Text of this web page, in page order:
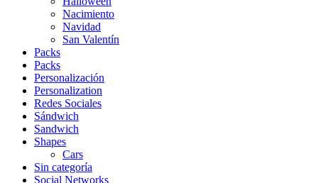
Nacimiento
Navidad
San Valentín
Packs
Packs
Personalización
Personalization
Redes Sociales
Sándwich
Sandwich
Shapes
Cars
Sin categoría
Social Networks